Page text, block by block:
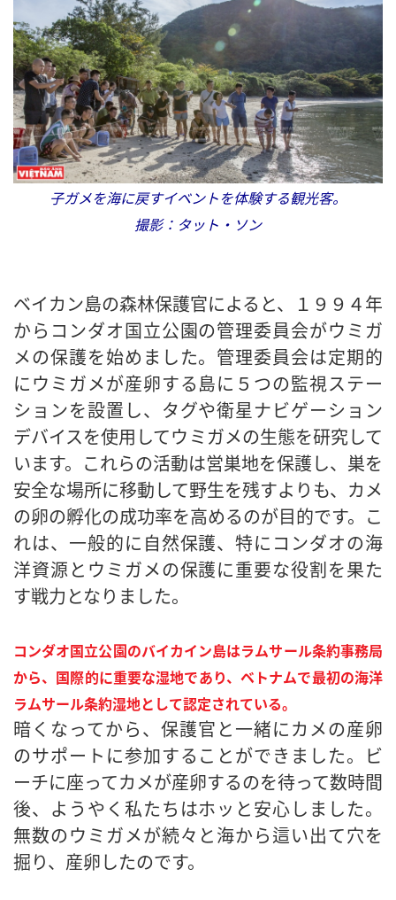
子ガメを海に戻すイベントを体験する観光客。
撮影：タット・ソン
ベイカン島の森林保護官によると、１９９４年
からコンダオ国立公園の管理委員会がウミガ
メの保護を始めました。管理委員会は定期的
にウミガメが産卵する島に５つの監視ステー
ションを設置し、タグや衛星ナビゲーション
デバイスを使用してウミガメの生態を研究して
います。これらの活動は営巣地を保護し、巣を
安全な場所に移動して野生を残すよりも、カメ
の卵の孵化の成功率を高めるのが目的です。こ
れは、一般的に自然保護、特にコンダオの海
洋資源とウミガメの保護に重要な役割を果た
す戦力となりました。
コンダオ国立公園のバイカイン島はラムサール条約事務局
から、国際的に重要な湿地であり、ベトナムで最初の海洋
ラムサール条約湿地として認定されている。
暗くなってから、保護官と一緒にカメの産卵
のサポートに参加することができました。ビ
ーチに座ってカメが産卵するのを待って数時間
後、ようやく私たちはホッと安心しました。
無数のウミガメが続々と海から這い出て穴を
掘り、産卵したのです。